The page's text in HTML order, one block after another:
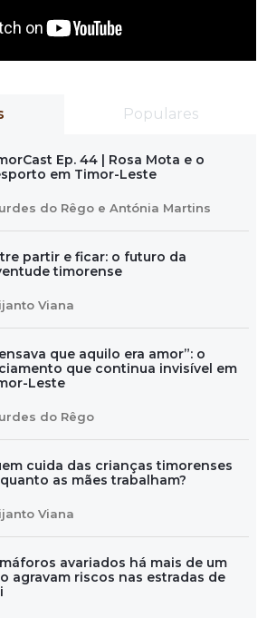
Populares
Ep. 44 | Rosa Mota e o
em Timor-Leste
do Rêgo e Antónia Martins
partir e ficar: o futuro da
timorense
Viana
que aquilo era amor”: o
que continua invisível em
Leste
do Rêgo
cuida das crianças timorenses
as mães trabalham?
Viana
avariados há mais de um
agravam riscos nas estradas de